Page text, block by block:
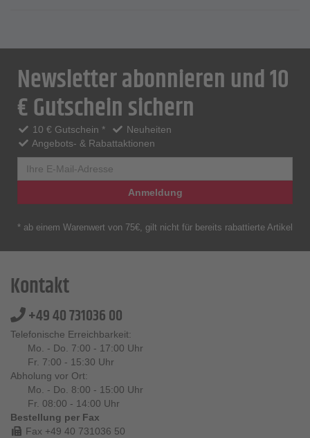
Newsletter abonnieren und 10
€ Gutschein sichern
10 € Gutschein *
Neuheiten
Angebots- & Rabattaktionen
Anmeldung
* ab einem Warenwert von 75€, gilt nicht für bereits rabattierte Artikel
Kontakt
+49 40 731036 00
Telefonische Erreichbarkeit:
Mo. - Do. 7:00 - 17:00 Uhr
Fr. 7:00 - 15:30 Uhr
Abholung vor Ort:
Mo. - Do. 8:00 - 15:00 Uhr
Fr. 08:00 - 14:00 Uhr
Bestellung per Fax
Fax +49 40 731036 50